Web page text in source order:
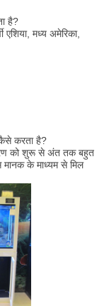
है?
एशिया, मध्य अमेरिका,
करता है?
को शुरू से अंत तक बहुत
के माध्यम से मिल